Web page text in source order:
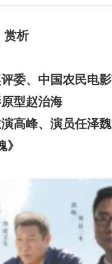
赏析
委、中国农民电
型赵治海
演高峰、演员任泽魏
》